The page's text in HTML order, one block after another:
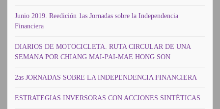
Junio 2019. Reedición 1as Jornadas sobre la Independencia
Financiera
DIARIOS DE MOTOCICLETA. RUTA CIRCULAR DE UNA
SEMANA POR CHIANG MAI-PAI-MAE HONG SON
2as JORNADAS SOBRE LA INDEPENDENCIA FINANCIERA
ESTRATEGIAS INVERSORAS CON ACCIONES SINTÉTICAS